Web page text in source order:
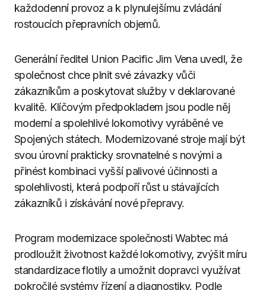
každodenní provoz a k plynulejšímu zvládání
rostoucích přepravních objemů.
Generální ředitel Union Pacific Jim Vena uvedl, že
společnost chce plnit své závazky vůči
zákazníkům a poskytovat služby v deklarované
kvalitě. Klíčovým předpokladem jsou podle něj
moderní a spolehlivé lokomotivy vyráběné ve
Spojených státech. Modernizované stroje mají být
svou úrovní prakticky srovnatelné s novými a
přinést kombinaci vyšší palivové účinnosti a
spolehlivosti, která podpoří růst u stávajících
zákazníků i získávání nové přepravy.
Program modernizace společnosti Wabtec má
prodloužit životnost každé lokomotivy, zvýšit míru
standardizace flotily a umožnit dopravci využívat
pokročilé systémy řízení a diagnostiky. Podle